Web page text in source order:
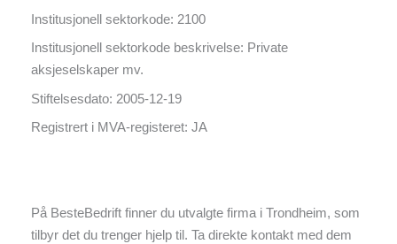
Institusjonell sektorkode: 2100
Institusjonell sektorkode beskrivelse: Private
aksjeselskaper mv.
Stiftelsesdato: 2005-12-19
Registrert i MVA-registeret: JA
På BesteBedrift finner du utvalgte firma i Trondheim, som
tilbyr det du trenger hjelp til. Ta direkte kontakt med dem